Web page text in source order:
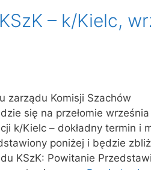
– k/Kielc,
zarządu Komisji Szachów
się na przełomie
k/Kielc – dokładny termin i
poniżej i będzie
KSzK: Powitanie